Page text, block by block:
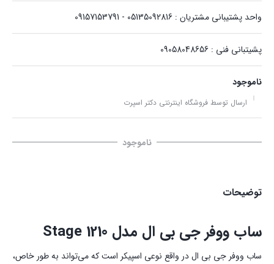
واحد پشتیبانی مشتریان : 05135092816 - 09157153791
پشیتبانی فنی : 09058048656
ناموجود
ارسال توسط فروشگاه اینترنتی دکتر اسپرت
ناموجود
توضیحات
ساب ووفر جی بی ال مدل Stage 1210
ساب ووفر جی بی ال در واقع نوعی اسپیکر است که می‌تواند به‌ طور خاص،